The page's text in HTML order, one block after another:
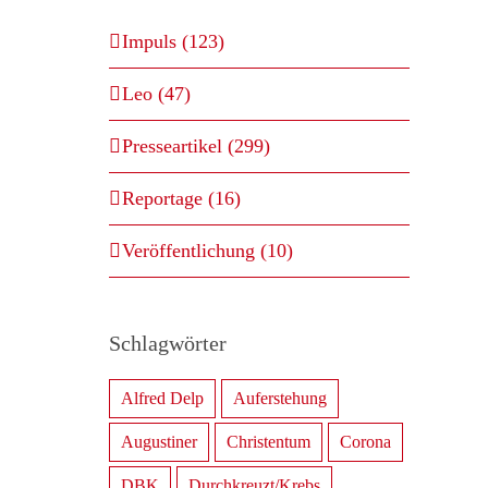
Impuls (123)
Leo (47)
Presseartikel (299)
Reportage (16)
Veröffentlichung (10)
Schlagwörter
Alfred Delp Auferstehung
Augustiner Christentum Corona